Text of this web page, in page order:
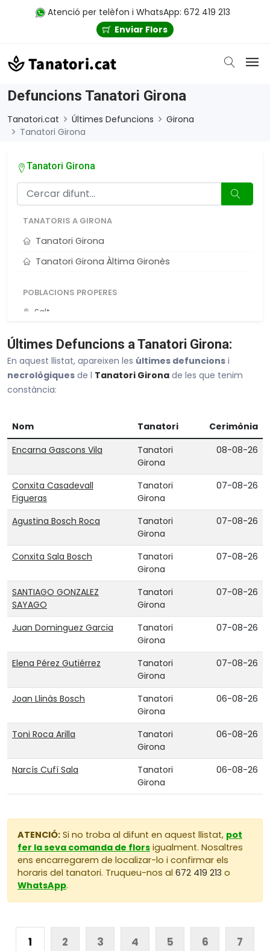
Atenció per telèfon i WhatsApp: 672 419 213
Enviar Flors
Defuncions Tanatori Girona
Tanatori.cat Últimes Defuncions
Girona
Tanatori Girona
Tanatori Girona
TANATORIS A GIRONA
Tanatori Girona
Tanatori Girona Àltima Gironès
POBLACIONS PROPERES
Salt
Banyoles
Llagostera
La Bisbal D Empordà
Últimes Defuncions a Tanatori Girona:
En aquest llistat, apareixen les últimes defuncions i
necrològiques de l Tanatori Girona de les que tenim
constància:
Nom Tanatori
Cerimònia
Encarna Gascons Vila
Tanatori
Girona
08-08-26
Conxita Casadevall
Figueras
Tanatori
Girona
07-08-26
Agustina Bosch Roca
Tanatori
Girona
07-08-26
Conxita Sala Bosch
Tanatori
Girona
07-08-26
SANTIAGO GONZALEZ
SAYAGO
Tanatori
Girona
07-08-26
Juan Dominguez Garcia
Tanatori
Girona
07-08-26
Elena Pérez Gutiérrez
Tanatori
Girona
07-08-26
Joan Llinàs Bosch
Tanatori
Girona
06-08-26
Toni Roca Arilla
Tanatori
Girona
06-08-26
Narcís Cufí Sala
Tanatori
Girona
06-08-26
ATENCIÓ: Si no troba al difunt en aquest llistat, pot
fer la seva comanda de flors igualment. Nosaltres
ens encarregarem de localizar-lo i confirmar els
horaris del tanatori. Truqueu-nos al 672 419 213 o
WhatsApp.
1 2 3 4 5 6 7